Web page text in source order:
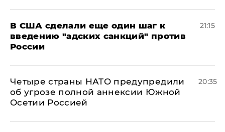
В США сделали еще один шаг к
введению "адских санкций" против
России
21:15
Четыре страны НАТО предупредили
об угрозе полной аннексии Южной
Осетии Россией
20:35